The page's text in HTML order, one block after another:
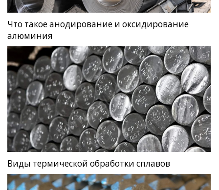
Что такое анодирование и оксидирование
алюминия
Виды термической обработки сплавов